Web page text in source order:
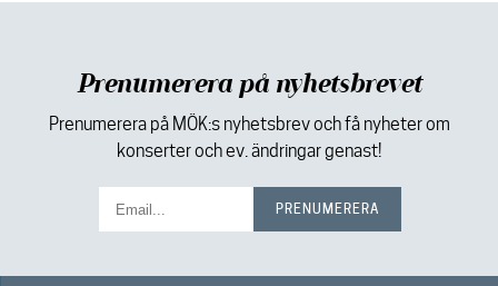
Prenumerera på nyhetsbrevet
Prenumerera på MÖK:s nyhetsbrev och få nyheter om
konserter och ev. ändringar genast!